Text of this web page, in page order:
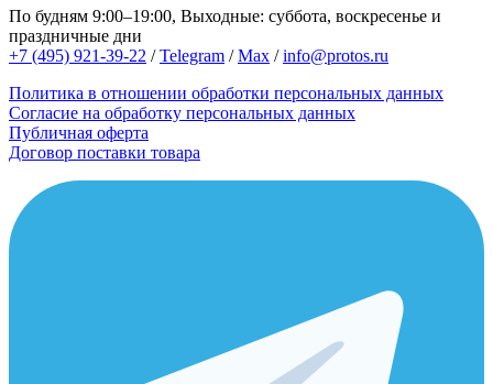
По будням 9:00–19:00, Выходные: суббота, воскресенье и
праздничные дни
+7 (495) 921-39-22 /Telegram /Max /info@protos.ru
Политика в отношении обработки персональных данных
Согласие на обработку персональных данных
Публичная оферта
Договор поставки товара